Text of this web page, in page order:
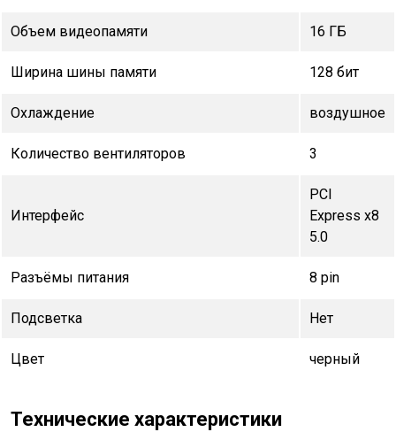
Объем видеопамяти 16 ГБ
Ширина шины памяти 128 бит
Охлаждение воздушное
Количество вентиляторов 3
Интерфейс
PCI
Express x8
5.0
Разъёмы питания 8 pin
Подсветка Нет
Цвет черный
Технические характеристики